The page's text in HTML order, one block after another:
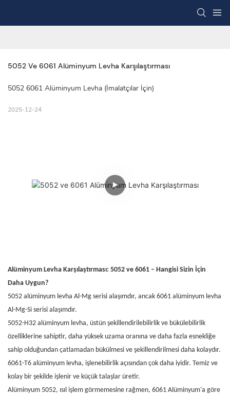
5052 Ve 6061 Alüminyum Levha Karşılaştırması
5052 6061 Alüminyum Levha (İmalatçılar İçin)
2025-12-24
Alüminyum Levha Karşılaştırması: 5052 ve 6061 – Hangisi Sizin İçin
Daha Uygun?
5052 alüminyum levha Al-Mg serisi alaşımdır, ancak 6061 alüminyum levha
Al-Mg-Si serisi alaşımdır.
5052-H32 alüminyum levha, üstün şekillendirilebilirlik ve bükülebilirlik
özelliklerine sahiptir, daha yüksek uzama oranına ve daha fazla esnekliğe
sahip olduğundan çatlamadan bükülmesi ve şekillendirilmesi daha kolaydır.
6061-T6 alüminyum levha, işlenebilirlik açısından çok daha iyidir. Temiz ve
kolay bir şekilde işlenir ve küçük talaşlar üretir.
Alüminyum 5052, ısıl işlem görmemesine rağmen, 6061 Alüminyum'a göre